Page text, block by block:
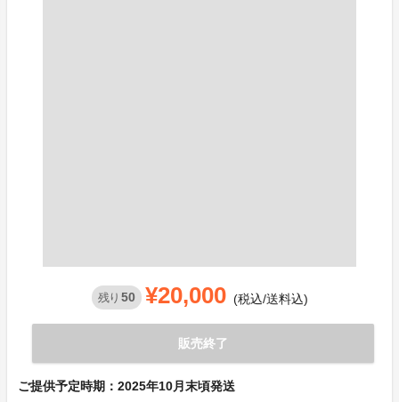
残り 50 ¥20,000 (税込/送料込)
販売終了
ご提供予定時期：2025年10月末頃発送